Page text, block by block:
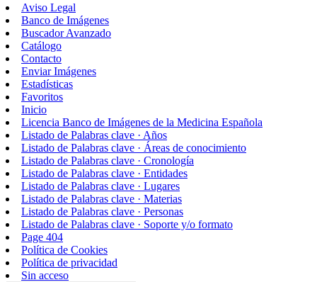
Aviso Legal
Banco de Imágenes
Buscador Avanzado
Catálogo
Contacto
Enviar Imágenes
Estadísticas
Favoritos
Inicio
Licencia Banco de Imágenes de la Medicina Española
Listado de Palabras clave · Años
Listado de Palabras clave · Áreas de conocimiento
Listado de Palabras clave · Cronología
Listado de Palabras clave · Entidades
Listado de Palabras clave · Lugares
Listado de Palabras clave · Materias
Listado de Palabras clave · Personas
Listado de Palabras clave · Soporte y/o formato
Page 404
Política de Cookies
Política de privacidad
Sin acceso